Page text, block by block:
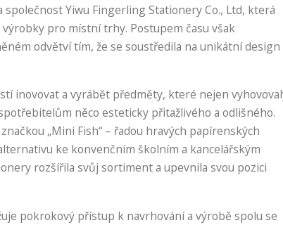
Yiwu Fingerling Stationery Co., Ltd, která
pro místní trhy. Postupem času však
odvětví tím, že se soustředila na unikátní design
inovovat a vyrábět předměty, které nejen
něco esteticky přitažlivého a odlišného.
„Mini Fish“ – řadou hravých papírenských
ke konvenčním školním a kancelářským
rozšířila svůj sortiment a upevnila svou pozici
pokrokový přístup k navrhování a výrobě spolu se